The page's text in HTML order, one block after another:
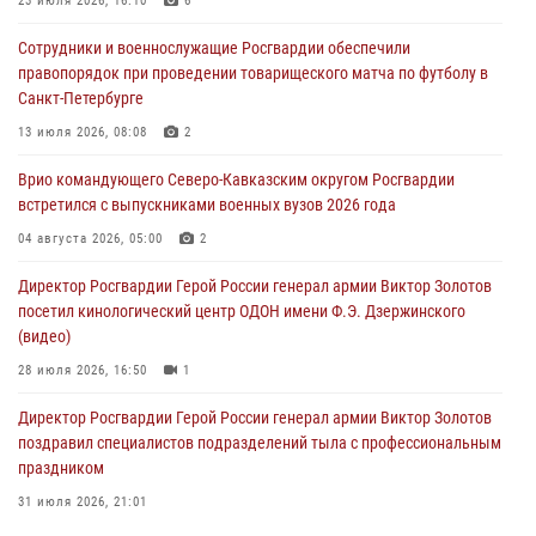
08 августа 2026, 07:00
Военнослужащие Софринской бригады Росгвардии встретились с
участником патриотического проекта «Дорогой Ломоносова —
08 августа 2026, 07:00 2
В Москве росгвардейцы оказали помощь медикам и девушке с
08 августа 2026, 06:32 1
Сотрудники и военнослужащие Росгвардии обеспечили
правопорядок при проведении товарищеского матча по футболу в
Санкт-Петербурге
13 июля 2026, 08:08 2
Врио командующего Северо-Кавказским округом Росгвардии
встретился с выпускниками военных вузов 2026 года
04 августа 2026, 05:00 2
Директор Росгвардии Герой России генерал армии Виктор Золотов
посетил кинологический центр ОДОН имени Ф.Э. Дзержинского
(видео)
28 июля 2026, 16:50 1
Директор Росгвардии Герой России генерал армии Виктор Золотов
поздравил специалистов подразделений тыла с профессиональным
праздником
31 июля 2026, 21:01